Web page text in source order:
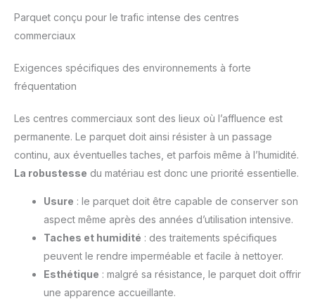
Parquet conçu pour le trafic intense des centres
commerciaux
Exigences spécifiques des environnements à forte
fréquentation
Les centres commerciaux sont des lieux où l’affluence est
permanente. Le parquet doit ainsi résister à un passage
continu, aux éventuelles taches, et parfois même à l’humidité.
La robustesse du matériau est donc une priorité essentielle.
Usure : le parquet doit être capable de conserver son
aspect même après des années d’utilisation intensive.
Taches et humidité : des traitements spécifiques
peuvent le rendre imperméable et facile à nettoyer.
Esthétique : malgré sa résistance, le parquet doit offrir
une apparence accueillante.